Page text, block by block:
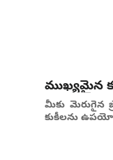
ముఖ్యమైన
మీకు మెరుగైన
కుకీలను